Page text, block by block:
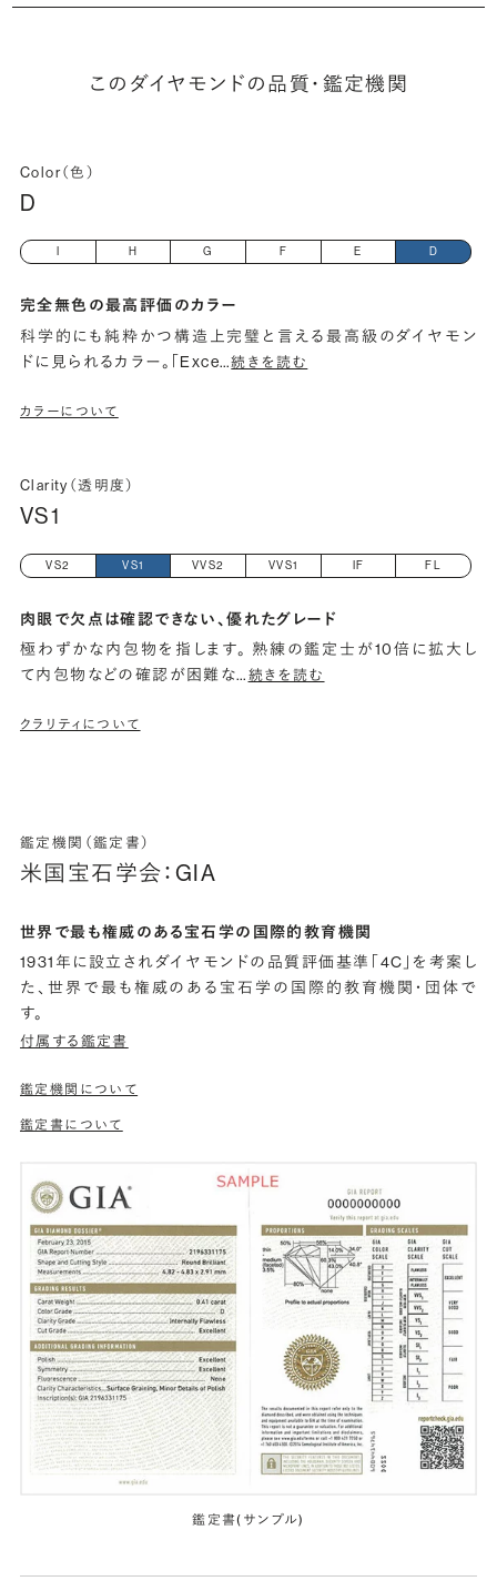
このダイヤモンドの品質・鑑定機関
Color（色）
D
H G F E D
完全無色の最高評価のカラー
科学的にも純粋かつ構造上完璧と言える最高級のダイヤモン
ドに見られるカラー。「Exce…続きを読む
カラーについて
Clarity（透明度）
VS1
VS2 VS1 VVS2 VVS1 IF FL
肉眼で欠点は確認できない、優れたグレード
極わずかな内包物を指します。 熟練の鑑定士が10倍に拡大し
て内包物などの確認が困難な…続きを読む
クラリティについて
鑑定機関（鑑定書）
米国宝石学会：GIA
世界で最も権威のある宝石学の国際的教育機関
1931年に設立されダイヤモンドの品質評価基準「4C」を考案し
た、世界で最も権威のある宝石学の国際的教育機関・団体で
す。
付属する鑑定書
鑑定機関について
鑑定書について
鑑定書(サンプル)